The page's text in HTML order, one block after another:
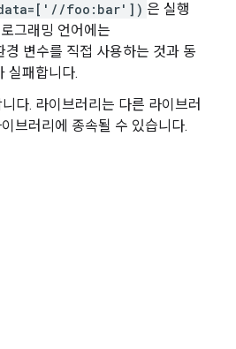
foo:bar']) 은 실행
그래밍 언어에는
변수를 직접 사용하는 것과 동
실패합니다.
다. 라이브러리는 다른 라이브러
브러리에 종속될 수 있습니다.